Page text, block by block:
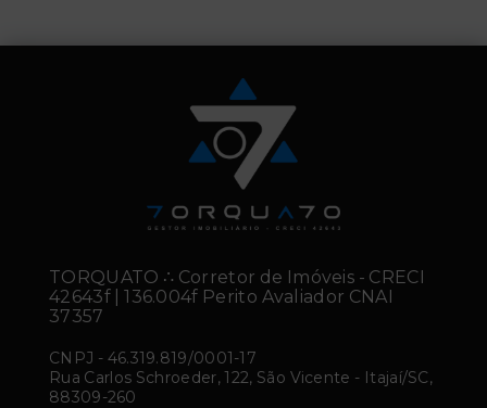
TORQUATO ∴ Corretor de Imóveis - CRECI
42643f | 136.004f Perito Avaliador CNAI
37357
CNPJ - 46.319.819/0001-17
Rua Carlos Schroeder, 122, São Vicente - Itajaí/SC,
88309-260